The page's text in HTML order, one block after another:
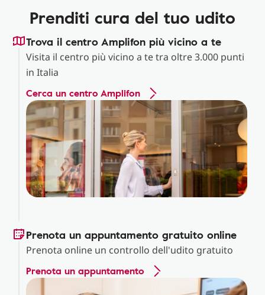
Prenditi cura del tuo udito
Trova il centro Amplifon più vicino a te
Visita il centro più vicino a te tra oltre 3.000 punti
in Italia
Cerca un centro Amplifon
Prenota un appuntamento gratuito online
Prenota online un controllo dell'udito gratuito
Prenota un appuntamento